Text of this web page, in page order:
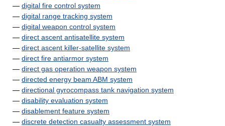
— digital fire control system
— digital range tracking system
— digital weapon control system
— direct ascent antisatellite system
— direct ascent killer-satellite system
— direct fire antiarmor system
— direct gas operation weapon system
— directed energy beam ABM system
— directional gyrocompass tank navigation system
— disability evaluation system
— disablement feature system
— discrete detection casualty assessment system